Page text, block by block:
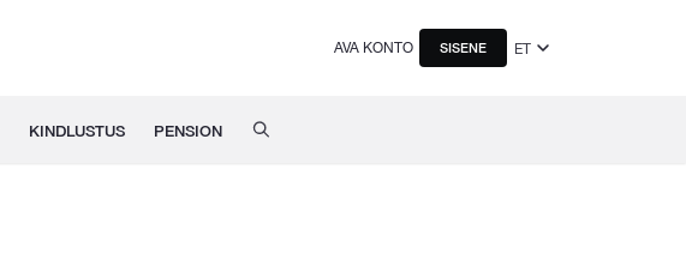
AVA KONTO SISENE ET
KINDLUSTUS PENSION